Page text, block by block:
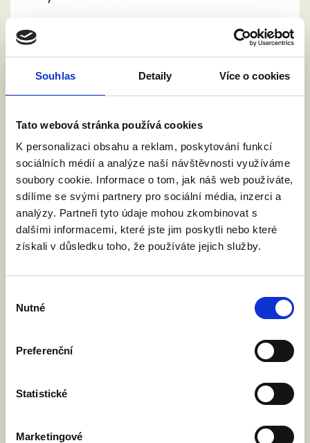
Souhlas Detaily Více o cookies
Tato webová stránka používá cookies
K personalizaci obsahu a reklam, poskytování funkcí
sociálních médií a analýze naší návštěvnosti využíváme
soubory cookie. Informace o tom, jak náš web používáte,
sdílíme se svými partnery pro sociální média, inzerci a
analýzy. Partneři tyto údaje mohou zkombinovat s
dalšími informacemi, které jste jim poskytli nebo které
získali v důsledku toho, že používáte jejich služby.
souhlasu
Nutné
Preferenční
Statistické
Marketingové
Potvrzení Vaší registrace vám
přijde do 15 minut, zkontrolujte
případně i spamovou složku.
Pokud byste ani za 30 minut
potvrzení neobdrželi, kontaktujte
mě na
lenka.sovova@zamanzelstvi.cz
a
vše společně vyřešíme.
Chci se zúčastnit.
Jméno a příjmení: